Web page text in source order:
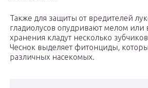
Также для защиты от вредителей
гладиолусов опудривают мелом или
хранения кладут несколько
Чеснок выделяет фитонциды,
различных насекомых.